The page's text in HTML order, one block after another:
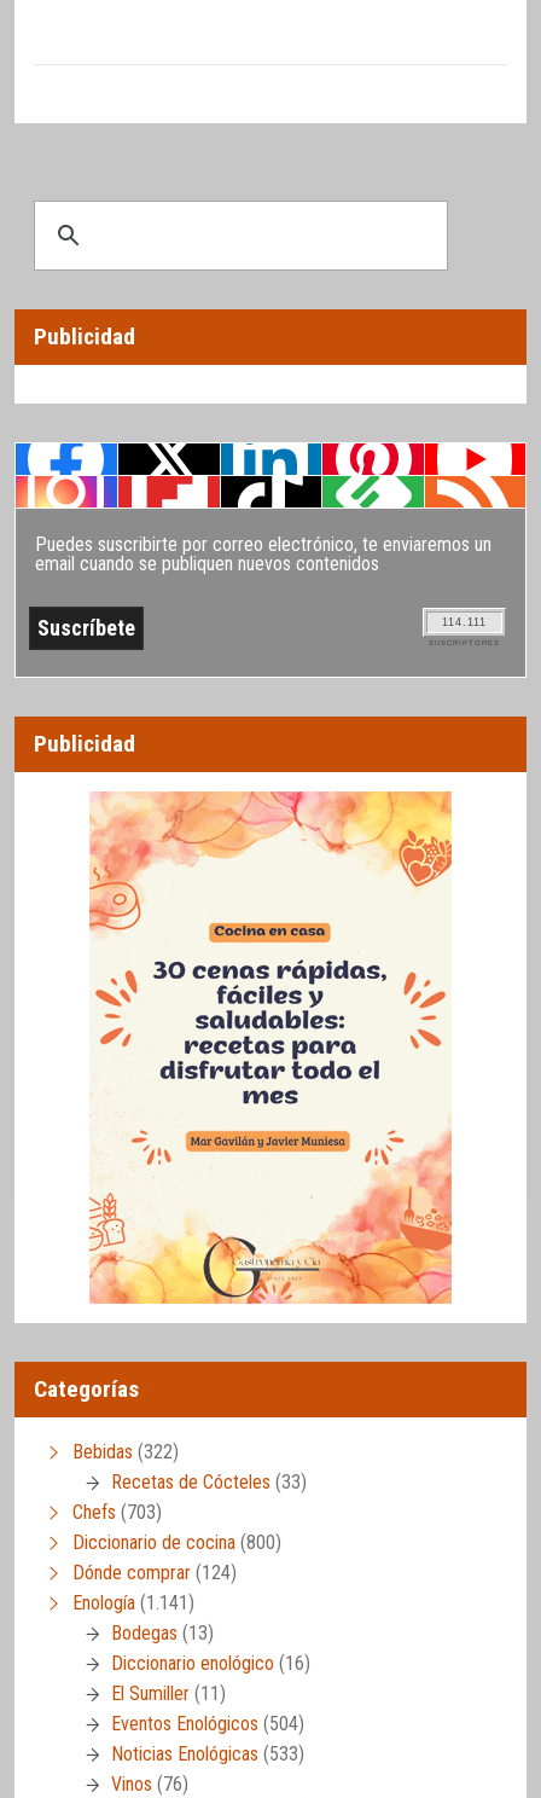
Publicidad
Puedes suscribirte por correo electrónico, te enviaremos un
email cuando se publiquen nuevos contenidos
114.111
SUSCRIPTORES
Publicidad
Categorías
Bebidas (322)
Recetas de Cócteles (33)
Chefs (703)
Diccionario de cocina (800)
Dónde comprar (124)
Enología (1.141)
Bodegas (13)
Diccionario enológico (16)
El Sumiller (11)
Eventos Enológicos (504)
Noticias Enológicas (533)
Vinos (76)